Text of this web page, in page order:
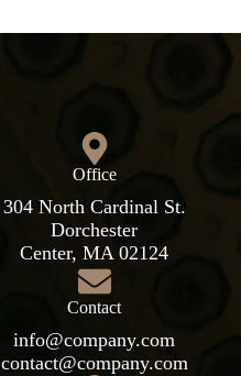
Office
304 North Cardinal St.
Dorchester
Center, MA 02124
Contact
info@company.com
contact@company.com